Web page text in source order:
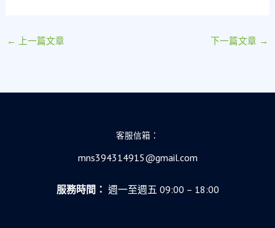
← 上一篇文章 下一篇文章 →
客服信箱：
mns394314915@gmail.com
服務時間： 週一至週五 09:00 – 18:00